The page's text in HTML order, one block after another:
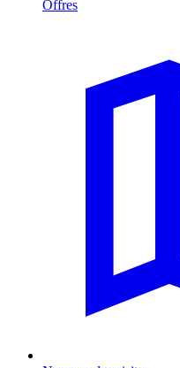
Offres